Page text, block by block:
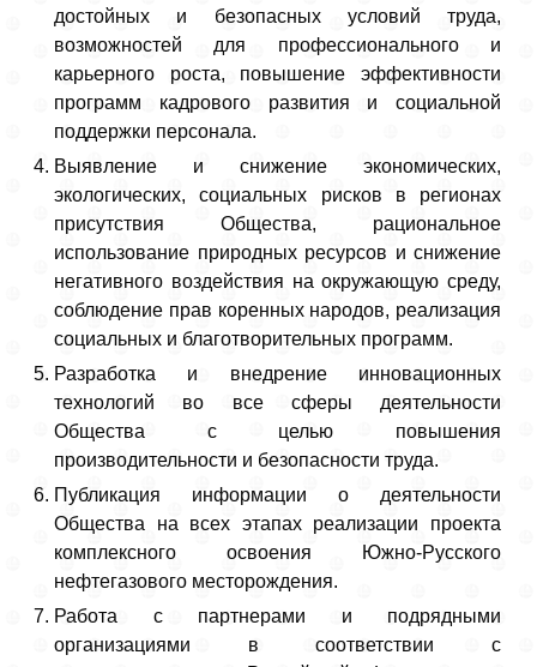
достойных и безопасных условий труда,
возможностей для профессионального и
карьерного роста, повышение эффективности
программ кадрового развития и социальной
поддержки персонала.
Выявление и снижение экономических,
экологических, социальных рисков в регионах
присутствия Общества, рациональное
использование природных ресурсов и снижение
негативного воздействия на окружающую среду,
соблюдение прав коренных народов, реализация
социальных и благотворительных программ.
Разработка и внедрение инновационных
технологий во все сферы деятельности
Общества с целью повышения
производительности и безопасности труда.
Публикация информации о деятельности
Общества на всех этапах реализации проекта
комплексного освоения Южно-Русского
нефтегазового месторождения.
Работа с партнерами и подрядными
организациями в соответствии с